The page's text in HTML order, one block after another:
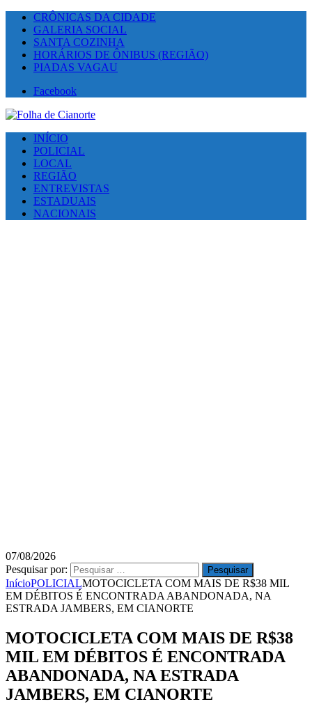
CRÔNICAS DA CIDADE
GALERIA SOCIAL
SANTA COZINHA
HORÁRIOS DE ÔNIBUS (REGIÃO)
PIADAS VAGAU
Facebook
INÍCIO
POLICIAL
LOCAL
REGIÃO
ENTREVISTAS
ESTADUAIS
NACIONAIS
07/08/2026
Pesquisar por:
InícioPOLICIALMOTOCICLETA COM MAIS DE R$38 MIL
EM DÉBITOS É ENCONTRADA ABANDONADA, NA
ESTRADA JAMBERS, EM CIANORTE
MOTOCICLETA COM MAIS DE R$38
MIL EM DÉBITOS É ENCONTRADA
ABANDONADA, NA ESTRADA
JAMBERS, EM CIANORTE